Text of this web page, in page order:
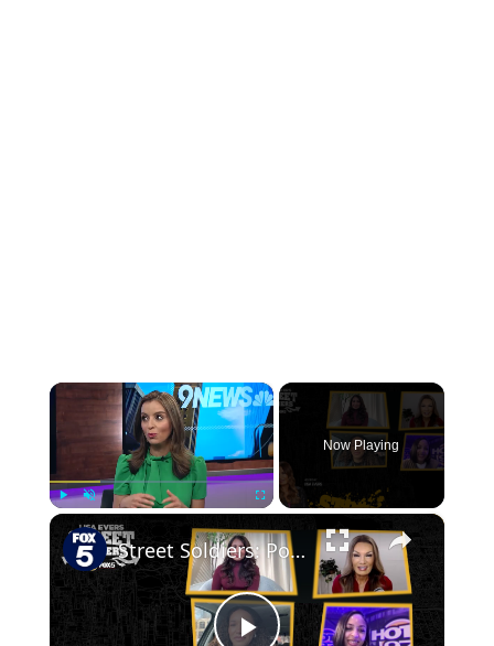
×
Now Playing
×
Street Soldiers: Power Women